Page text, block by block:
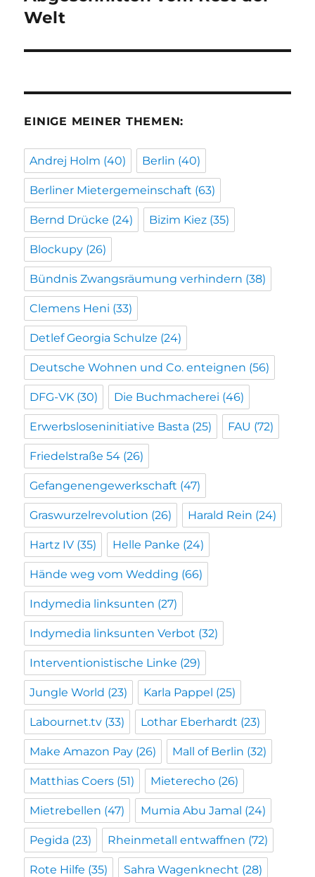
Beitrag:
Welt
EINIGE MEINER THEMEN:
Andrej Holm (40) Berlin (40)
Berliner Mietergemeinschaft (63)
Bernd Drücke (24) Bizim Kiez (35)
Blockupy (26)
Bündnis Zwangsräumung verhindern (38)
Clemens Heni (33)
Detlef Georgia Schulze (24)
Deutsche Wohnen und Co. enteignen (56)
DFG-VK (30) Die Buchmacherei (46)
Erwerbsloseninitiative Basta (25) FAU (72)
Friedelstraße 54 (26)
Gefangenengewerkschaft (47)
Graswurzelrevolution (26) Harald Rein (24)
Hartz IV (35) Helle Panke (24)
Hände weg vom Wedding (66)
Indymedia linksunten (27)
Indymedia linksunten Verbot (32)
Interventionistische Linke (29)
Jungle World (23) Karla Pappel (25)
Labournet.tv (33) Lothar Eberhardt (23)
Make Amazon Pay (26) Mall of Berlin (32)
Matthias Coers (51) Mieterecho (26)
Mietrebellen (47) Mumia Abu Jamal (24)
Pegida (23) Rheinmetall entwaffnen (72)
Rote Hilfe (35) Sahra Wagenknecht (28)